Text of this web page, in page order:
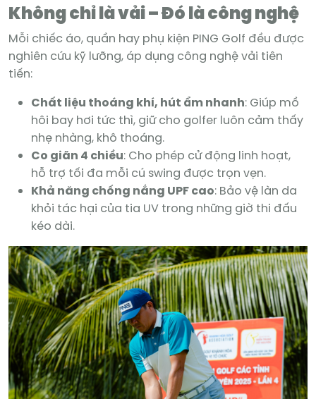
Không chỉ là vải – Đó là công nghệ
Mỗi chiếc áo, quần hay phụ kiện PING Golf đều được
nghiên cứu kỹ lưỡng, áp dụng công nghệ vải tiên
tiến:
Chất liệu thoáng khí, hút ẩm nhanh: Giúp mồ
hôi bay hơi tức thì, giữ cho golfer luôn cảm thấy
nhẹ nhàng, khô thoáng.
Co giãn 4 chiều: Cho phép cử động linh hoạt,
hỗ trợ tối đa mỗi cú swing được trọn vẹn.
Khả năng chống nắng UPF cao: Bảo vệ làn da
khỏi tác hại của tia UV trong những giờ thi đấu
kéo dài.